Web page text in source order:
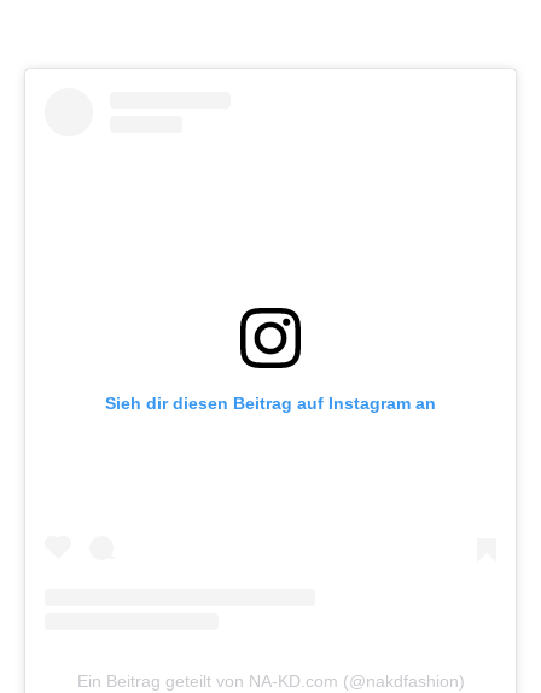
Sieh dir diesen Beitrag auf Instagram an
Ein Beitrag geteilt von NA-KD.com (@nakdfashion)